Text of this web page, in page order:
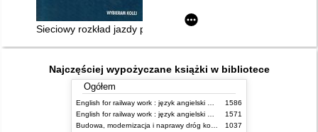
Sieciowy rozkład jazdy pociągów ważny 11.XII.2005 -
Najczęściej wypożyczane książki w bibliotece
Ogółem
English for railway work : język angielski dla kolejarzy - podręcznik dla początkujących
1586
English for railway work : język angielski dla kolejarzy - podręcznik dla zaawansowanych
1571
Budowa, modernizacja i naprawy dróg kolejowych
1037